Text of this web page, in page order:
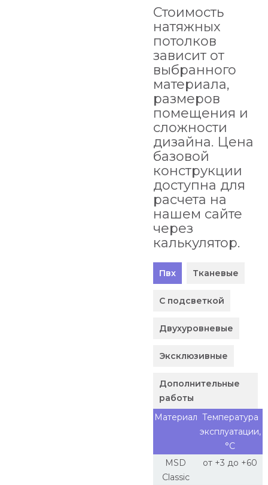
Стоимость
натяжных
потолков
зависит от
выбранного
материала,
размеров
помещения и
сложности
дизайна. Цена
базовой
конструкции
доступна для
расчета на
нашем сайте
через
калькулятор.
Пвх Тканевые
С подсветкой
Двухуровневые
Эксклюзивные
Дополнительные
работы
Материал Температура
эксплуатации,
°С
MSD
Classic
от +3 до +60